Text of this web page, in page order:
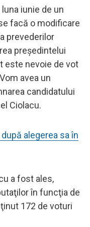
iunie de un
facă o modificare
prevederilor
preşedintelui
este nevoie de vot
avea un
candidatului
Ciolacu.
alegerea sa în
a fost ales,
în funcţia de
172 de voturi